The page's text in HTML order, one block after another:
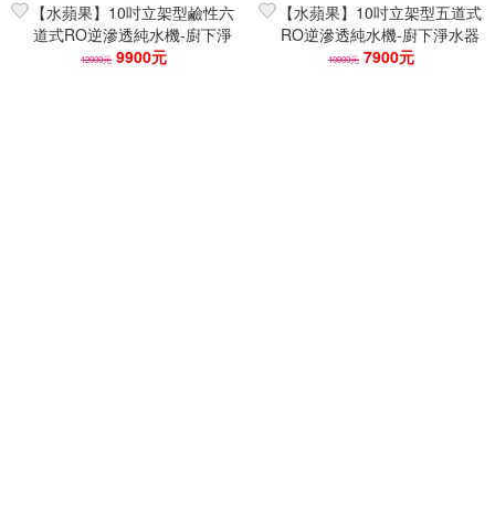
【水蘋果】10吋立架型鹼性六
道式RO逆滲透純水機-廚下淨
水器(附3.2G儲水桶/雙出水)
12000元 9900元
【水蘋果】10吋立架型五道式
RO逆滲透純水機-廚下淨水器
(附3.2G儲水桶/NSF無鉛美式
10000元 7900元